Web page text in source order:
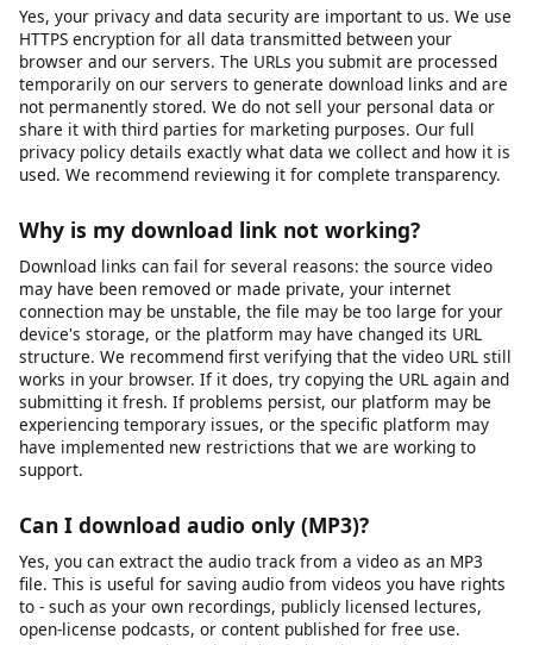
Our tool can only access videos that are publicly accessible or
videos to which you already have access (such as your own
unlisted videos). We cannot bypass privacy settings, password
protection, or paywalls. If a video requires you to be logged
into the platform to view it, you will need to ensure you are
logged in on that platform first, then copy the URL and paste it
into our downloader. Note that some platforms restrict
downloading of private content regardless of access.
Is my data safe when I use this tool?
Yes, your privacy and data security are important to us. We use
HTTPS encryption for all data transmitted between your
browser and our servers. The URLs you submit are processed
temporarily on our servers to generate download links and are
not permanently stored. We do not sell your personal data or
share it with third parties for marketing purposes. Our full
privacy policy details exactly what data we collect and how it is
used. We recommend reviewing it for complete transparency.
Download links can fail for several reasons: the source video
may have been removed or made private, your internet
connection may be unstable, the file may be too large for your
device's storage, or the platform may have changed its URL
structure. We recommend first verifying that the video URL still